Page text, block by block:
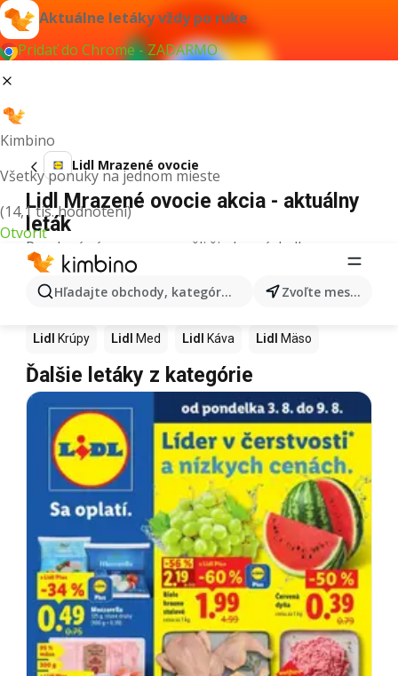
Aktuálne letáky vždy po ruke
Pridať do Chrome - ZADARMO
Kimbino
Všetky ponuky na jednom mieste
(14,1 tis. hodnotení)
Otvoriť
Hľadajte obchody, kategórie, produkty... Zvoľte mesto
Lidl Mrazené ovocie
Lidl Mrazené ovocie akcia - aktuálny
leták
Pre daný výraz sme nenašli žiadne výsledky.
Ďalšie produkty v obchodoch Lidl
Lidl Kiwi LidlMango Lidl
Lidl Krúpy Lidl Med Lidl Káva Lidl Mäso
Ďalšie letáky z kategórie